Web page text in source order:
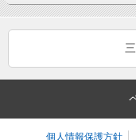
個人情報保護方針